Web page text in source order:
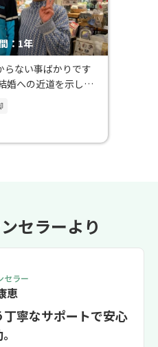
：1年
らない事ばかりです
婚への近道を示して
セラーより
セラー
恵
丁寧なサポートで安心